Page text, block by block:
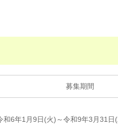
募集期間
和6年1月9日(火)～令和9年3月31日